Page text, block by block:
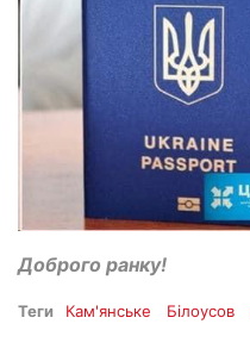
Доброго ранку!
Теги Кам'янське Білоусов